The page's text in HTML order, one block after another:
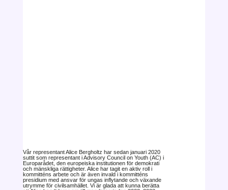
Vår representant Alice Bergholtz har sedan januari 2020
suttit som representant i Advisory Council on Youth (AC) i
Europarådet, den europeiska institutionen för demokrati
och mänskliga rättigheter. Alice har tagit en aktiv roll i
kommitténs arbete och är även invald i kommitténs
presidium med ansvar för ungas inflytande och växande
utrymme för civilsamhället. Vi är glada att kunna berätta